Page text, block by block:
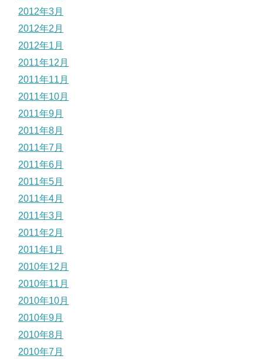
2012年3月
2012年2月
2012年1月
2011年12月
2011年11月
2011年10月
2011年9月
2011年8月
2011年7月
2011年6月
2011年5月
2011年4月
2011年3月
2011年2月
2011年1月
2010年12月
2010年11月
2010年10月
2010年9月
2010年8月
2010年7月